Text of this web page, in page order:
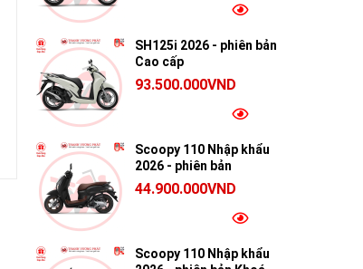
SH125i 2026 - phiên bản
Cao cấp
93.500.000VND
Scoopy 110 Nhập khẩu
2026 - phiên bản
Smartkey
44.900.000VND
Scoopy 110 Nhập khẩu